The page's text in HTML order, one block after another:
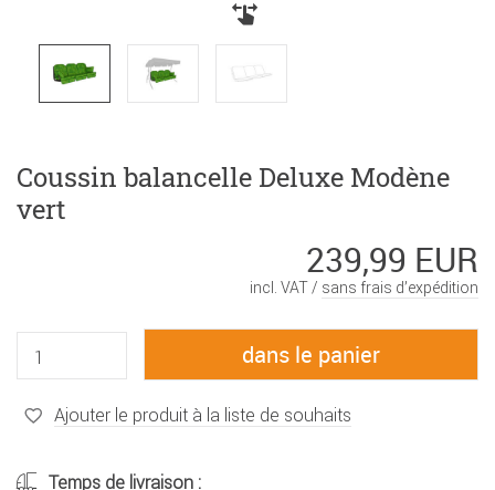
Coussin balancelle Deluxe Modène
vert
239,99 EUR
incl. VAT / sans frais d’expédition
Ajouter le produit à la liste de souhaits
Temps de livraison :